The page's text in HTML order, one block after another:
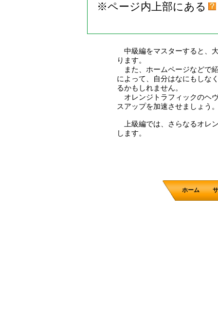
※ページ内上部にある
中級編をマスターすると、
ります。
また、ホームページなどで
によって、自分はなにもしな
るかもしれません。
オレンジトラフィックのヘ
スアップを加速させましょう
上級編では、さらなるオレ
します。
ホーム